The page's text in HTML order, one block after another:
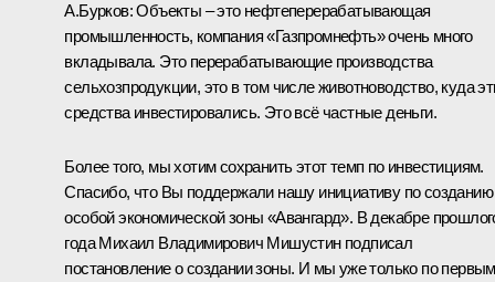
А.Бурков:Объекты – это нефтеперерабатывающая
промышленность, компания «Газпромнефть» очень много
вкладывала. Это перерабатывающие производства
сельхозпродукции, это в том числе животноводство, куда
средства инвестировались. Это всё частные деньги.
Более того, мы хотим сохранить этот темп по инвестициям.
Спасибо, что Вы поддержали нашу инициативу по созданию
особой экономической зоны «Авангард». В декабре
годаМихаил Владимирович Мишустинподписал
постановление о создании зоны. И мы уже только по первым